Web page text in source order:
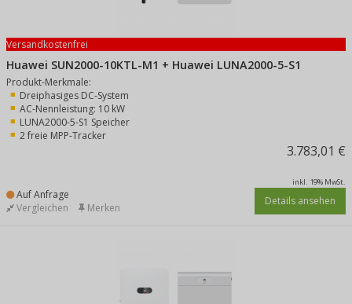
Versandkostenfrei
Huawei SUN2000-10KTL-M1 + Huawei LUNA2000-5-S1
Produkt-Merkmale:
Dreiphasiges DC-System
AC-Nennleistung: 10 kW
LUNA2000-5-S1 Speicher
2 freie MPP-Tracker
3.783,01 €
inkl. 19% MwSt.
Auf Anfrage Details ansehen
Vergleichen Merken